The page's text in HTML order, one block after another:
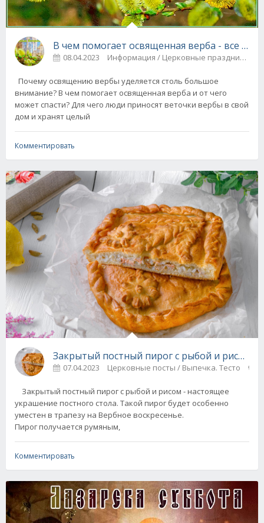
В чем помогает освященная верба - все
08.04.2023 Информация / Церковные праздники
внимание? В чем помогает освященная верба и от чего
может спасти? Для чего люди приносят веточки вербы в свой
дом и хранят целый
Комментировать
Закрытый постный пирог с рыбой и рисом -
07.04.2023 Церковные посты / Выпечка. Тесто
Закрытый постный пирог с рыбой и рисом - настоящее
украшение постного стола. Такой пирог будет особенно
уместен в трапезу на Вербное воскресенье.
Пирог получается румяным,
Комментировать